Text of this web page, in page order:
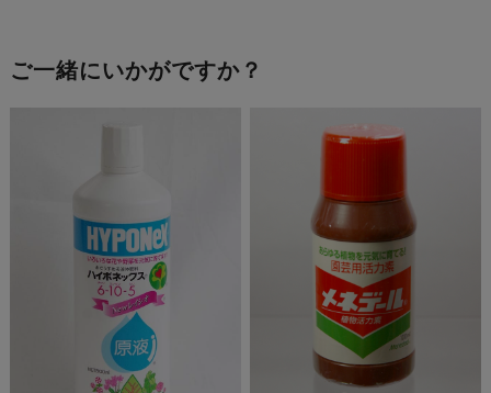
ご一緒にいかがですか？